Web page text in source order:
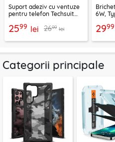
Suport adeziv cu ventuze
pentru telefon Techsuit
2599 lei 2699 lei
6W,
2999
Categorii principale